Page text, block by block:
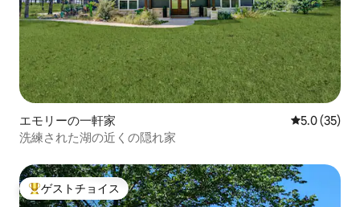
エモリーの一軒家 レビュー35
5.0 (35)
洗練された湖の近くの隠れ家
大好評のゲストチョイスです。
ゲストチョイス